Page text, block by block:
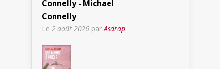
Connelly - Michael
Connelly
Le 2 août 2026 parAsdrap